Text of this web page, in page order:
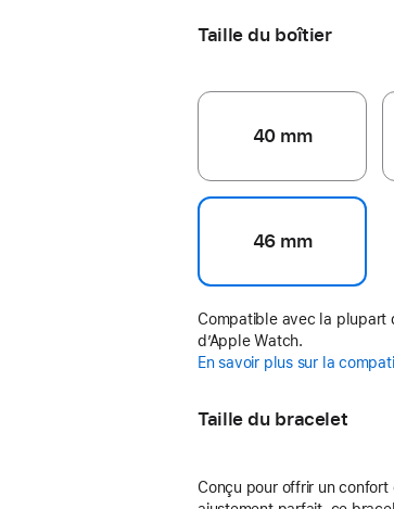
Taille du boîtier
40 mm
46 mm
Compatible avec la plupart
d’Apple Watch.
En savoir plus sur la
Taille du bracelet
Conçu pour offrir un confort